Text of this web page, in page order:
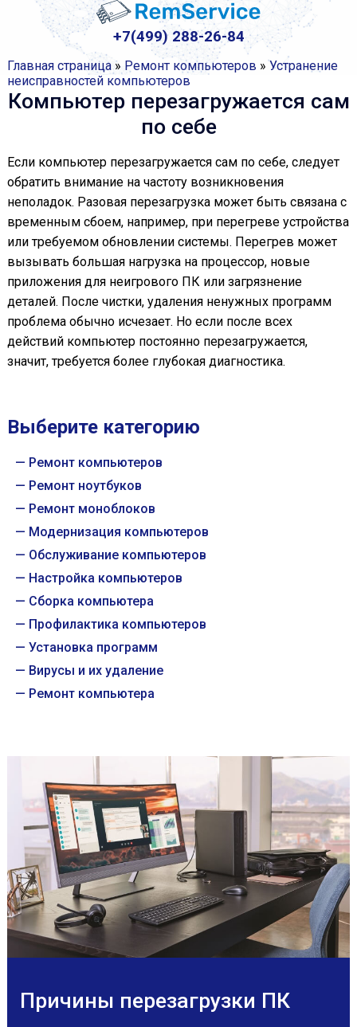
+7(499) 288-26-84
Выберите категорию
Ремонт компьютеров
Ремонт ноутбуков
Ремонт моноблоков
Модернизация компьютеров
Обслуживание компьютеров
Настройка компьютеров
Сборка компьютера
Профилактика компьютеров
Установка программ
Вирусы и их удаление
Ремонт компьютера
Главная страница» Ремонт компьютеров »Устранение
неисправностей компьютеров
Компьютер перезагружается сам
по себе
Если компьютер перезагружается сам по себе, следует
обратить внимание на частоту возникновения
неполадок. Разовая перезагрузка может быть связана с
временным сбоем, например, при перегреве устройства
или требуемом обновлении системы. Перегрев может
вызывать большая нагрузка на процессор, новые
приложения для неигрового ПК или загрязнение
деталей. После чистки, удаления ненужных программ
проблема обычно исчезает. Но если после всех
действий компьютер постоянно перезагружается,
значит, требуется более глубокая диагностика.
Причины перезагрузки ПК